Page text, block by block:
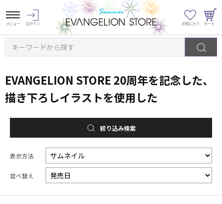
キーワードから探す
EVANGELION STORE 20周年を記念した、
描き下ろしイラストを使用した
絞り込み検索
表示方法
並べ替え